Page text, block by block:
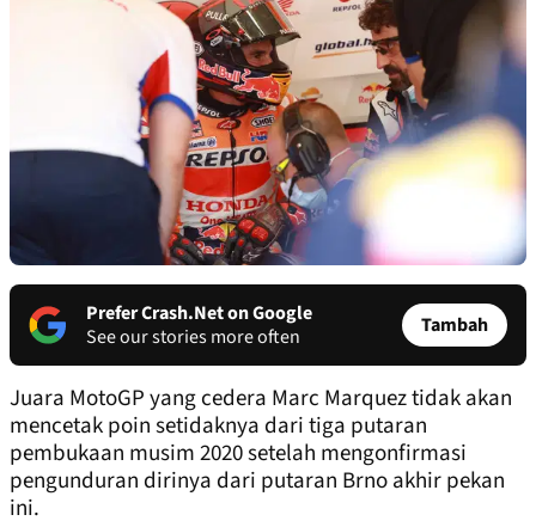
Prefer Crash.Net on Google
See our stories more often
Tambah
Juara MotoGP yang cedera Marc Marquez tidak akan
mencetak poin setidaknya dari tiga putaran
pembukaan musim 2020 setelah mengonfirmasi
pengunduran dirinya dari putaran Brno akhir pekan
ini.